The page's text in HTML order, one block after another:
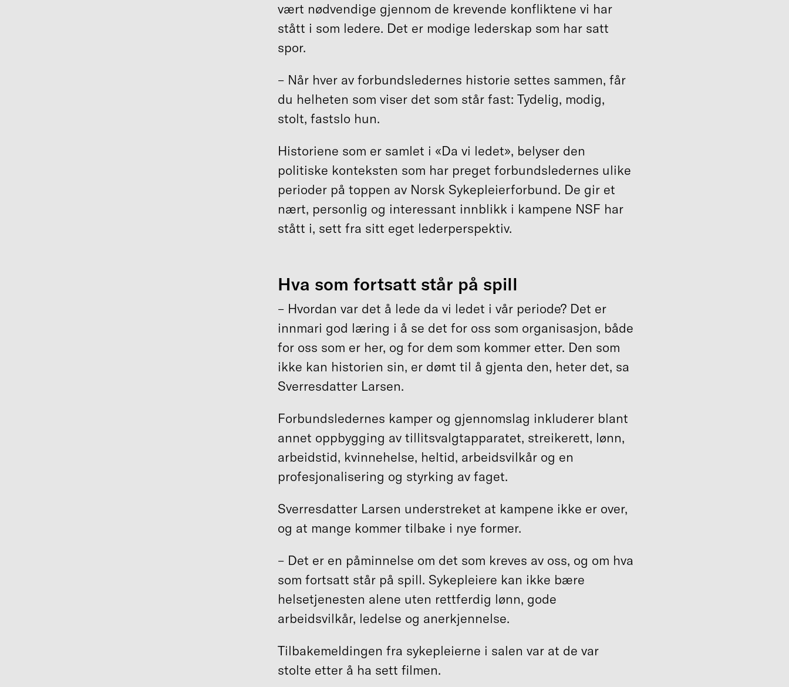
vært nødvendige gjennom de krevende konfliktene vi har
stått i som ledere. Det er modige lederskap som har satt
spor.
– Når hver av forbundsledernes historie settes sammen, får
du helheten som viser det som står fast: Tydelig, modig,
stolt, fastslo hun.
Historiene som er samlet i «Da vi ledet», belyser den
politiske konteksten som har preget forbundsledernes ulike
perioder på toppen av Norsk Sykepleierforbund. De gir et
nært, personlig og interessant innblikk i kampene NSF har
stått i, sett fra sitt eget lederperspektiv.
Hva som fortsatt står på spill
– Hvordan var det å lede da vi ledet i vår periode? Det er
innmari god læring i å se det for oss som organisasjon, både
for oss som er her, og for dem som kommer etter. Den som
ikke kan historien sin, er dømt til å gjenta den, heter det, sa
Sverresdatter Larsen.
Forbundsledernes kamper og gjennomslag inkluderer blant
annet oppbygging av tillitsvalgtapparatet, streikerett, lønn,
arbeidstid, kvinnehelse, heltid, arbeidsvilkår og en
profesjonalisering og styrking av faget.
Sverresdatter Larsen understreket at kampene ikke er over,
og at mange kommer tilbake i nye former.
– Det er en påminnelse om det som kreves av oss, og om hva
som fortsatt står på spill. Sykepleiere kan ikke bære
helsetjenesten alene uten rettferdig lønn, gode
arbeidsvilkår, ledelse og anerkjennelse.
Tilbakemeldingen fra sykepleierne i salen var at de var
stolte etter å ha sett filmen.